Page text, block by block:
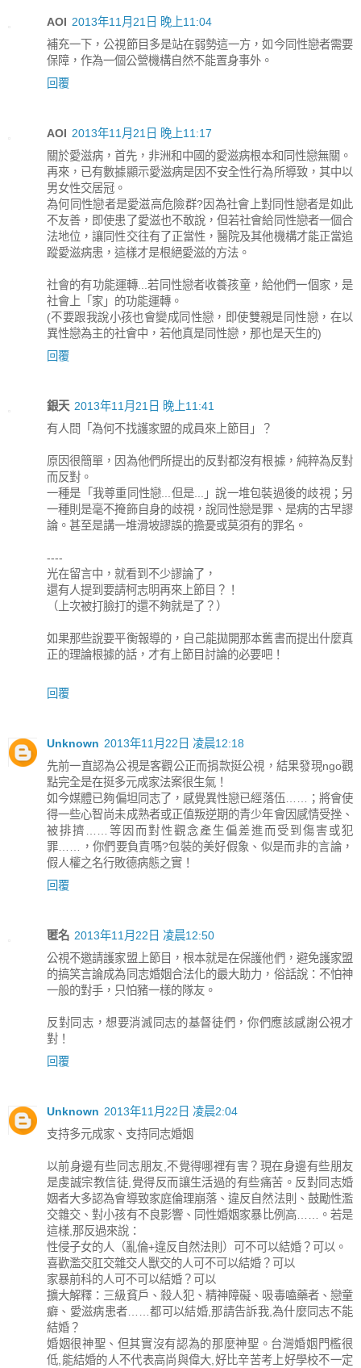
AOI 2013年11月21日 晚上11:04
補充一下，公視節目多是站在弱勢這一方，如今同性戀者需要
保障，作為一個公營機構自然不能置身事外。
回覆
AOI 2013年11月21日 晚上11:17
關於愛滋病，首先，非洲和中國的愛滋病根本和同性戀無關。
再來，已有數據顯示愛滋病是因不安全性行為所導致，其中以
男女性交居冠。
為何同性戀者是愛滋高危險群?因為社會上對同性戀者是如此
不友善，即使患了愛滋也不敢說，但若社會給同性戀者一個合
法地位，讓同性交往有了正當性，醫院及其他機構才能正當追
蹤愛滋病患，這樣才是根絕愛滋的方法。
社會的有功能運轉...若同性戀者收養孩童，給他們一個家，是
社會上「家」的功能運轉。
(不要跟我說小孩也會變成同性戀，即使雙親是同性戀，在以
異性戀為主的社會中，若他真是同性戀，那也是天生的)
回覆
銀天 2013年11月21日 晚上11:41
有人問「為何不找護家盟的成員來上節目」？
原因很簡單，因為他們所提出的反對都沒有根據，純粹為反對
而反對。
一種是「我尊重同性戀...但是...」說一堆包裝過後的歧視；另
一種則是毫不掩飾自身的歧視，說同性戀是罪、是病的古早謬
論。甚至是講一堆滑坡謬誤的擔憂或莫須有的罪名。
----
光在留言中，就看到不少謬論了，
還有人提到要請柯志明再來上節目？！
（上次被打臉打的還不夠就是了？）
如果那些說要平衡報導的，自己能拋開那本舊書而提出什麼真
正的理論根據的話，才有上節目討論的必要吧！
回覆
Unknown 2013年11月22日 凌晨12:18
先前一直認為公視是客觀公正而捐款挺公視，結果發現ngo觀
點完全是在挺多元成家法案很生氣！
如今媒體已夠偏坦同志了，感覺異性戀已經落伍……；將會使
得一些心智尚未成熟者或正值叛逆期的青少年會因感情受挫、
被排擠……等因而對性觀念產生偏差進而受到傷害或犯
罪……，你們要負責嗎?包裝的美好假象、似是而非的言論，
假人權之名行敗德病態之實！
回覆
匿名 2013年11月22日 凌晨12:50
公視不邀請護家盟上節目，根本就是在保護他們，避免護家盟
的搞笑言論成為同志婚姻合法化的最大助力，俗話說：不怕神
一般的對手，只怕豬一樣的隊友。
反對同志，想要消滅同志的基督徒們，你們應該感謝公視才
對！
回覆
Unknown 2013年11月22日 凌晨2:04
支持多元成家、支持同志婚姻
以前身邊有些同志朋友,不覺得哪裡有害？現在身邊有些朋友
是虔誠宗教信徒,覺得反而讓生活過的有些痛苦。反對同志婚
姻者大多認為會導致家庭倫理崩落、違反自然法則、鼓勵性濫
交雜交、對小孩有不良影響、同性婚姻家暴比例高……。若是
這樣,那反過來說：
性侵子女的人（亂倫+違反自然法則）可不可以結婚？可以。
喜歡濫交肛交雜交人獸交的人可不可以結婚？可以
家暴前科的人可不可以結婚？可以
擴大解釋：三級貧戶、殺人犯、精神障礙、吸毒嗑藥者、戀童
癖、愛滋病患者……都可以結婚,那請告訴我,為什麼同志不能
結婚？
婚姻很神聖、但其實沒有認為的那麼神聖。台灣婚姻門檻很
低,能結婚的人不代表高尚與偉大,好比辛苦考上好學校不一定